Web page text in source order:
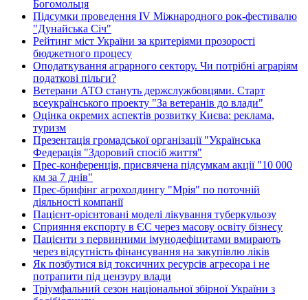
Богомольця
Підсумки проведення IV Міжнародного рок-фестивалю
"Дунайська Січ"
Рейтинг міст України за критеріями прозорості
бюджетного процесу
Оподаткування аграрного сектору. Чи потрібні аграріям
податкові пільги?
Ветерани АТО стануть держслужбовцями. Старт
всеукраїнського проекту "За ветеранів до влади"
Оцінка окремих аспектів розвитку Києва: реклама,
туризм
Презентація громадської організації "Українська
Федерація "Здоровий спосіб життя"
Прес-конференція, присвячена підсумкам акції "10 000
км за 7 днів"
Прес-брифінг агрохолдингу "Мрія" по поточній
діяльності компанії
Пацієнт-орієнтовані моделі лікування туберкульозу
Сприяння експорту в ЄС через масову освіту бізнесу
Пацієнти з первинними імунодефіцитами вмирають
через відсутність фінансування на закупівлю ліків
Як позбутися від токсичних ресурсів агресора і не
потрапити під цензуру влади
Тріумфальний сезон національної збірної України з